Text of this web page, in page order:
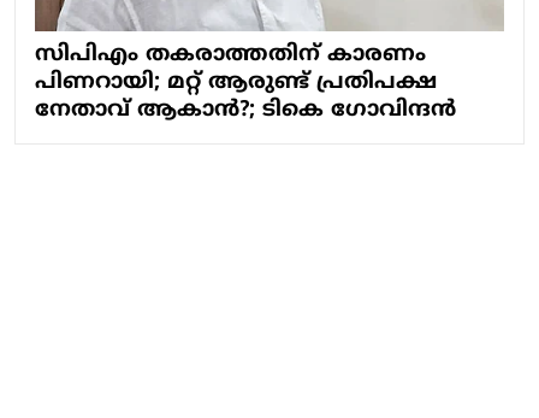
സിപിഎം തകരാത്തതിന് കാരണം
പിണറായി; മറ്റ് ആരുണ്ട് പ്രതിപക്ഷ
നേതാവ് ആകാന്‍?; ടികെ ഗോവിന്ദന്‍